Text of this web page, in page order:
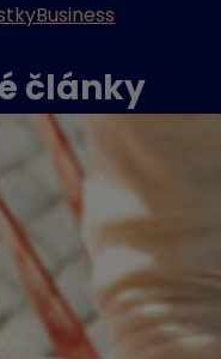
Business
články